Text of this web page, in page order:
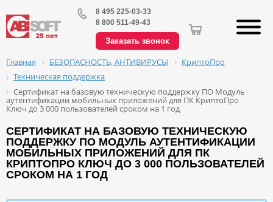
8 495 225-03-33
8 800 511-49-43
Заказать звонок
Главная БЕЗОПАСНОСТЬ, АНТИВИРУСЫ
КриптоПро
Техническая поддержка
Сертификат на базовую техническую поддержку ПО Модуль
аутентификации мобильных приложений для ПК КриптоПро
Ключ до 3 000 пользователей сроком на 1 год
СЕРТИФИКАТ НА БАЗОВУЮ ТЕХНИЧЕСКУЮ
ПОДДЕРЖКУ ПО МОДУЛЬ АУТЕНТИФИКАЦИИ
МОБИЛЬНЫХ ПРИЛОЖЕНИЙ ДЛЯ ПК
КРИПТОПРО КЛЮЧ ДО 3 000 ПОЛЬЗОВАТЕЛЕЙ
СРОКОМ НА 1 ГОД